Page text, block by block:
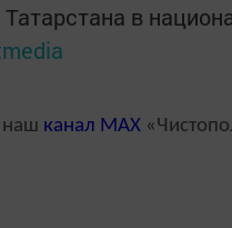
Татарстана в
наш канал MAX